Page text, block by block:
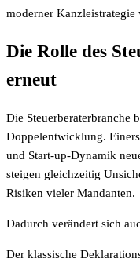
moderner Kanzleistrategie
Die Rolle des
erneut
Die Steuerberaterbranche
Doppelentwicklung.
und Start-up-Dynamik
steigen gleichzeitig
Risiken vieler Mandanten.
Dadurch verändert sich
Der klassische